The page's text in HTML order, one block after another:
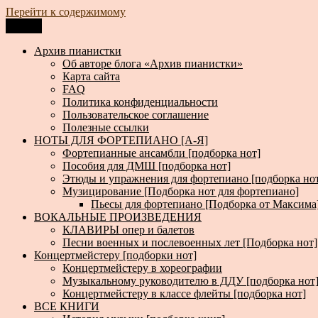
Перейти к содержимому
Архив пианистки
Всё для пианистов: ноты, книги, музыка, статьи…
Архив пианистки
Об авторе блога «Архив пианистки»
Карта сайта
FAQ
Политика конфиденциальности
Пользовательское соглашение
Полезные ссылки
НОТЫ ДЛЯ ФОРТЕПИАНО [А-Я]
Фортепианные ансамбли [подборка нот]
Пособия для ДМШ [подборка нот]
Этюды и упражнения для фортепиано [подборка
Музицирование [Подборка нот для фортепиано]
Пьесы для фортепиано [Подборка от
ВОКАЛЬНЫЕ ПРОИЗВЕДЕНИЯ
КЛАВИРЫ опер и балетов
Песни военных и послевоенных лет [Подборка нот]
Концертмейстеру [подборки нот]
Концертмейстеру в хореографии
Музыкальному руководителю в ДДУ [подборка нот]
Концертмейстеру в классе флейты [подборка нот]
ВСЕ КНИГИ